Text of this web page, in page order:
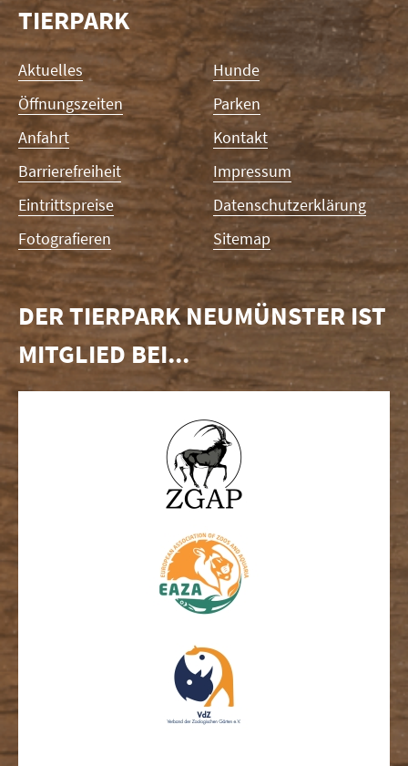
TIERPARK
Navigation
überspringen
Aktuelles
Öffnungszeiten
Anfahrt
Barrierefreiheit
Eintrittspreise
Fotografieren
Hunde
Parken
Kontakt
Impressum
Datenschutzerklärung
Sitemap
DER TIERPARK NEUMÜNSTER IST
MITGLIED BEI...